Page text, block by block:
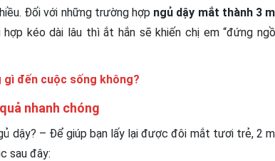
Đối với những trường hợp ngủ dậy mắt thành 3
kéo dài lâu thì ắt hắn sẽ khiến chị em “đứng
gì đến cuộc sống không?
nhanh chóng
dậy? – Để giúp bạn lấy lại được đôi mắt tươi trẻ, 2
sau đây: